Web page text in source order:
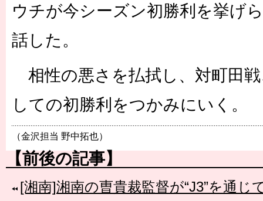
ウチが今シーズン初勝利を挙げ
話した。
相性の悪さを払拭し、対町田
しての初勝利をつかみにいく。
（金沢担当 野中拓也）
【前後の記事】
[湘南]湘南の曺貴裁監督が“J3”を通じ